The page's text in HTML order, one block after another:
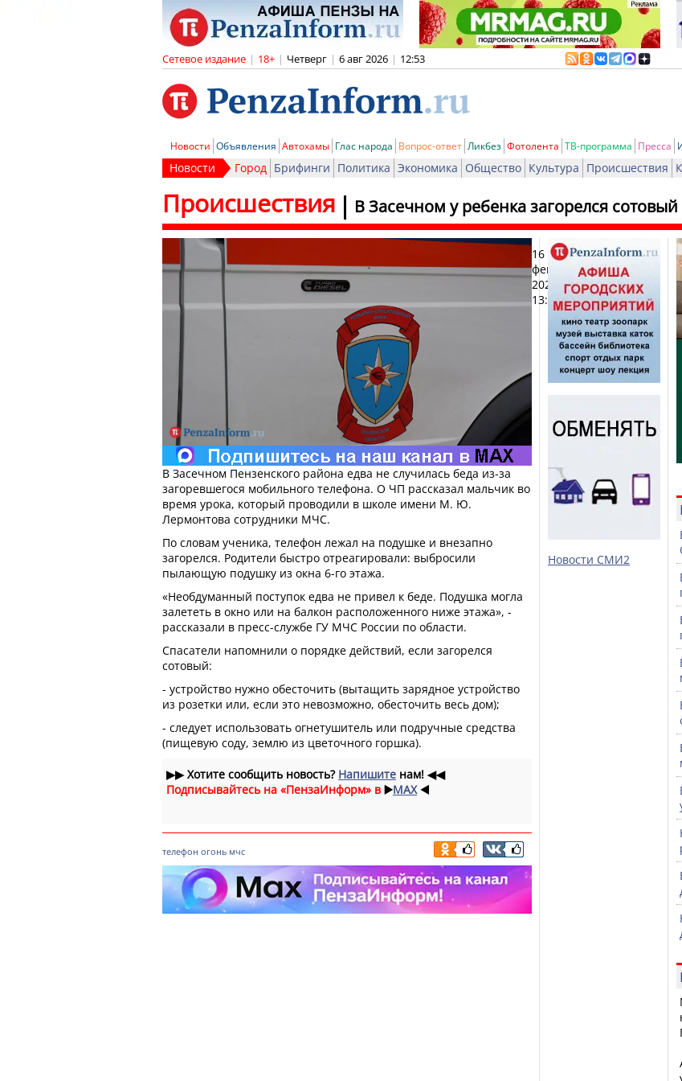
Сетевое издание | 18+ | Четверг | 6 авг 2026 | 12:53
Новости Объявления Автохамы Глас народа Вопрос-ответ Ликбез Фотолента ТВ-программа Пресса
Новости Город Брифинги Политика Экономика Общество Культура Происшествия
В Засечном у ребенка загорелся
Происшествия
16
февраля
2025,
13:19
В Засечном Пензенского района едва не случилась беда из-за
загоревшегося мобильного телефона. О ЧП рассказал мальчик во
время урока, который проводили в школе имени М. Ю.
Лермонтова сотрудники МЧС.
По словам ученика, телефон лежал на подушке и внезапно
загорелся. Родители быстро отреагировали: выбросили
пылающую подушку из окна 6-го этажа.
«Необдуманный поступок едва не привел к беде. Подушка могла
залететь в окно или на балкон расположенного ниже этажа», -
рассказали в пресс-службе ГУ МЧС России по области.
Спасатели напомнили о порядке действий, если загорелся
сотовый:
- устройство нужно обесточить (вытащить зарядное устройство
из розетки или, если это невозможно, обесточить весь дом);
- следует использовать огнетушитель или подручные средства
(пищевую соду, землю из цветочного горшка).
▶▶Хотите сообщить новость? Напишите нам! ◀◀
Подписывайтесь на «ПензаИнформ» в ▶️MAX ◀️
телефон огонь мчс
Новости СМИ2